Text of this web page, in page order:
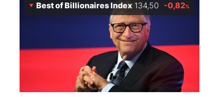
Best of Billionaires Index 134,50 -0,82%